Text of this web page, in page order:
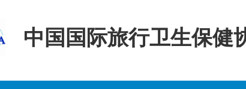
中国国际旅行卫生保健